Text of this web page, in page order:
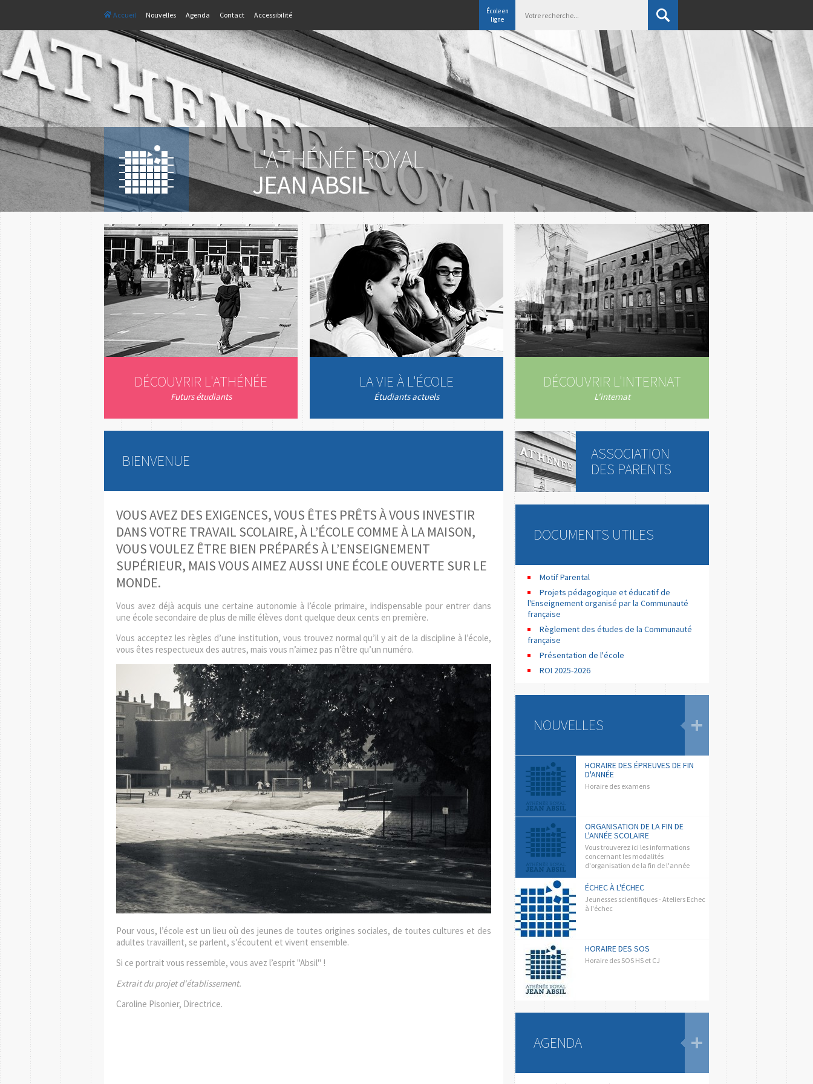
Accueil Nouvelles Agenda Contact Accessibilité
École en
ligne
L'ATHÉNÉE ROYAL
JEAN ABSIL
DÉCOUVRIR L'ATHÉNÉE
Futurs étudiants
LA VIE À L'ÉCOLE
Étudiants actuels
DÉCOUVRIR L'INTERNAT
L'internat
BIENVENUE
VOUS AVEZ DES EXIGENCES, VOUS ÊTES PRÊTS À VOUS INVESTIR
DANS VOTRE TRAVAIL SCOLAIRE, À L’ÉCOLE COMME À LA MAISON,
VOUS VOULEZ ÊTRE BIEN PRÉPARÉS À L’ENSEIGNEMENT
SUPÉRIEUR, MAIS VOUS AIMEZ AUSSI UNE ÉCOLE OUVERTE SUR LE
MONDE.
Vous avez déjà acquis une certaine autonomie à l’école primaire, indispensable pour entrer dans
une école secondaire de plus de mille élèves dont quelque deux cents en première.
Vous acceptez les règles d’une institution, vous trouvez normal qu’il y ait de la discipline à l’école,
vous êtes respectueux des autres, mais vous n’aimez pas n’être qu’un numéro.
Pour vous, l’école est un lieu où des jeunes de toutes origines sociales, de toutes cultures et des
adultes travaillent, se parlent, s’écoutent et vivent ensemble.
Si ce portrait vous ressemble, vous avez l’esprit "Absil" !
Extrait du projet d'établissement.
Caroline Pisonier, Directrice.
ASSOCIATION
DES PARENTS
DOCUMENTS UTILES
Motif Parental
Projets pédagogique et éducatif de
l'Enseignement organisé par la Communauté
française
Règlement des études de la Communauté
française
Présentation de l'école
ROI 2025-2026
NOUVELLES
HORAIRE DES ÉPREUVES DE FIN
D'ANNÉE
Horaire des examens
ORGANISATION DE LA FIN DE
L'ANNÉE SCOLAIRE
Vous trouverez ici les informations
concernant les modalités
d'organisation de la fin de l'année
ÉCHEC À L'ÉCHEC
Jeunesses scientifiques - Ateliers Echec
à l'échec
HORAIRE DES SOS
Horaire des SOS HS et CJ
AGENDA